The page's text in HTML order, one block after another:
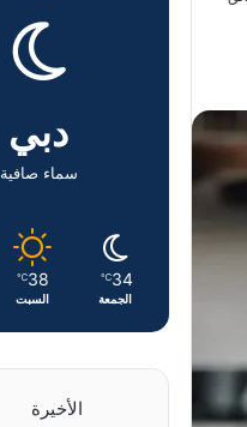
و
ك
دبي
سماء صافية
34
℃
الجمعة
38
℃
السبت
الأخيرة